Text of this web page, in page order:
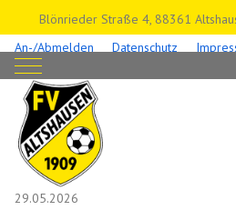
Blönrieder Straße 4, 88361
An-/Abmelden
Datenschutz
Mobile Menu Toggle
29.05.2026